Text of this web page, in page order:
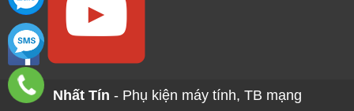
Nhất Tín - Phụ kiện máy tính, TB mạng